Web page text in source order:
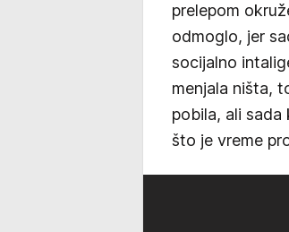
prelepom
odmoglo, jer
socijalno
menjala ništa,
pobila, ali sada
što je vreme